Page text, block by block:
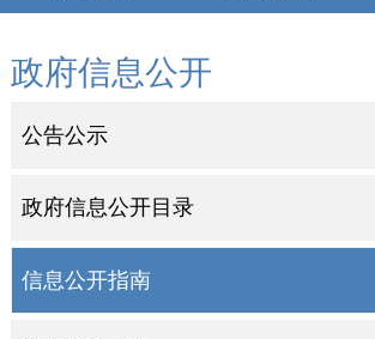
政府信息公开
公告公示
政府信息公开目录
信息公开指南